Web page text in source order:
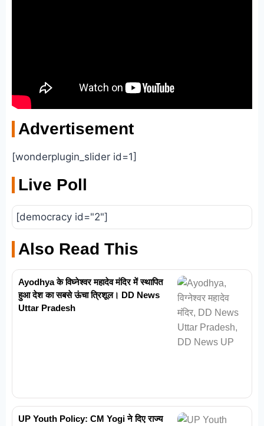
Advertisement
[wonderplugin_slider id=1]
Live Poll
[democracy id="2"]
Also Read This
Ayodhya के विघ्नेश्वर महादेव मंदिर में स्थापित
हुआ देश का सबसे ऊंचा त्रिशूल। DD News
Uttar Pradesh
UP Youth Policy: CM Yogi ने दिए राज्य